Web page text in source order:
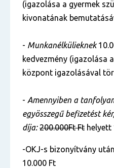
(igazolása a gyermek
kivonatának
- Munkanélkülieknek
kedvezmény (igazolása
központ igazolásával
- Amennyiben a
egyösszegű befizetést
díja: 200.000Ft Ft helyett
-OKJ-s bizonyítvány
10.000 Ft